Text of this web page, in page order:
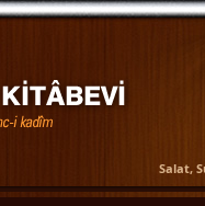
Salat,